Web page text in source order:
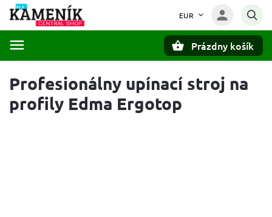
EUR
Prázdny košík
Profesionálny upínací stroj na
profily Edma Ergotop